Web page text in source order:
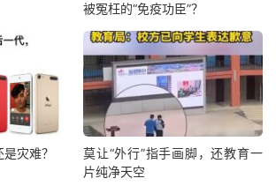
被冤枉的“免疫功臣”？
灾难？
莫让“外行”指手画脚，还教育一
片纯净天空